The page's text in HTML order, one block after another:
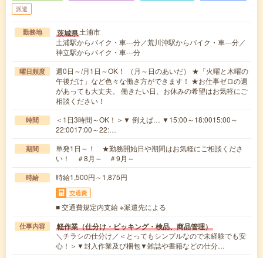
派遣
勤務地 茨城県土浦市
土浦駅からバイク・車---分／荒川沖駅からバイク・車---分／
神立駅からバイク・車---分
曜日頻度
週0日～/月1日～OK！ （月～日のあいだ） ★「火曜と木曜の
午後だけ」など色々な働き方ができます！ ★お仕事ゼロの週
があっても大丈夫。 働きたい日、お休みの希望はお気軽にご
相談ください！
時間
＜1日3時間～OK！＞▼ 例えば… ▼15:00～18:0015:00～
22:0017:00～22:…
期間
単発1日～！ ★勤務開始日や期間はお気軽にご相談くださ
い！ ＃8月～ ＃9月～
時給 時給1,500円～1,875円
交通費
■ 交通費規定内支給 ※派遣先による
仕事内容 軽作業（仕分け・ピッキング・検品、商品管理）
＼チラシの仕分け／＜とってもシンプルなので未経験でも安
心！＞▼封入作業及び梱包▼雑誌や書籍などの仕分…